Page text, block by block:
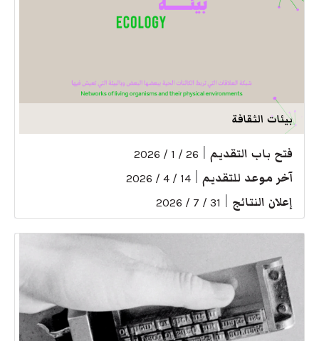
بيئات الثقافة
فتح باب التقديم 26 / 1 / 2026
آخر موعد للتقديم 14 / 4 / 2026
إعلان النتائج 31 / 7 / 2026